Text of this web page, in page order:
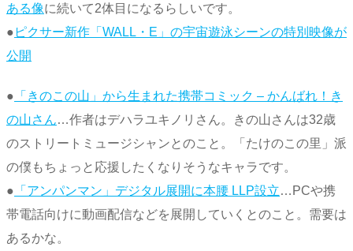
ある像に続いて2体目になるらしいです。
● ピクサー新作「WALL・E」の宇宙遊泳シーンの特別映像が
公開
● 「きのこの山」から生まれた携帯コミック – かんばれ！き
の山さん…作者はデハラユキノリさん。きの山さんは32歳
のストリートミュージシャンとのこと。「たけのこの里」派
の僕もちょっと応援したくなりそうなキャラです。
● 「アンパンマン」デジタル展開に本腰 LLP設立…PCや携
帯電話向けに動画配信などを展開していくとのこと。需要は
あるかな。